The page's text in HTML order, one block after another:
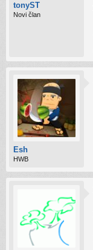
tonyST
Novi član
Esh
HWB